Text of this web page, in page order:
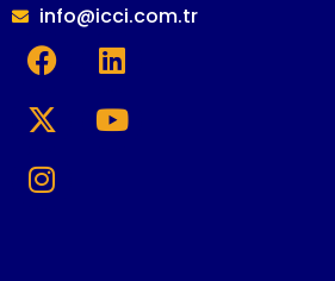
info@icci.com.tr